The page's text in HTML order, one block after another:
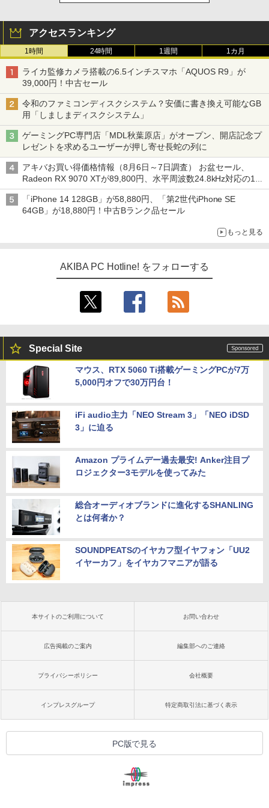
アクセスランキング
1時間 24時間 1週間 1カ月
ライカ監修カメラ搭載の6.5インチスマホ「AQUOS R9」が
39,000円！中古セール
令和のファミコンディスクシステム？安価に書き換え可能なGB
用「しましまディスクシステム」
ゲーミングPC専門店「MDL秋葉原店」がオープン、開店記念プ
レゼントを求めるユーザーが押し寄せ長蛇の列に
アキバお買い得価格情報（8月6日～7日調査） お盆セール、
Radeon RX 9070 XTが89,800円、水平周波数24.8kHz対応の17
型モニターが9,801円、暑さ指数連動セール ほか
「iPhone 14 128GB」が58,880円、「第2世代iPhone SE
64GB」が18,880円！中古Bランク品セール
もっと見る
AKIBA PC Hotline! をフォローする
Special Site
マウス、RTX 5060 Ti搭載ゲーミングPCが7万
5,000円オフで30万円台！
iFi audio主力「NEO Stream 3」「NEO iDSD
3」に迫る
Amazon プライムデー過去最安! Anker注目プ
ロジェクター3モデルを使ってみた
総合オーディオブランドに進化するSHANLING
とは何者か？
SOUNDPEATSのイヤカフ型イヤフォン「UU2
イヤーカフ」をイヤカフマニアが語る
本サイトのご利用について お問い合わせ
広告掲載のご案内 編集部へのご連絡
プライバシーポリシー 会社概要
インプレスグループ 特定商取引法に基づく表示
PC版で見る